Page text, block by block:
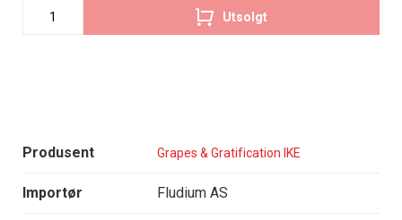
Produsent Grapes & Gratification IKE
Importør Fludium AS
Utsolgt